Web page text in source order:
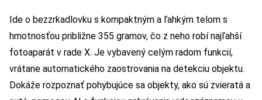
Ide o bezzrkadlovku s kompaktným a ľahkým telom s
hmotnosťou približne 355 gramov, čo z neho robí najľahší
fotoaparát v rade X. Je vybavený celým radom funkcií,
vrátane automatického zaostrovania na detekciu objektu.
Dokáže rozpoznať pohybujúce sa objekty, ako sú zvieratá a